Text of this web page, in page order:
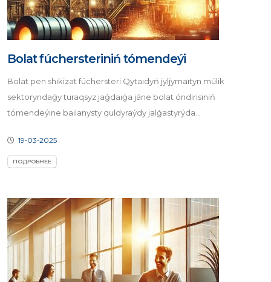
Bolat fúchersteriniń tómendeýi
Bolat pen shıkizat fúchersteri Qytaıdyń jyljymaıtyn múlik
sektoryndaǵy turaqsyz jaǵdaıǵa jáne bolat óndirisiniń
tómendeýine baılanysty quldyraýdy jalǵastyrýda...
19-03-2025
ПОДРОБНЕЕ